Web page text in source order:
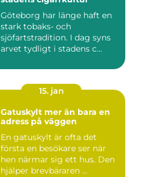
Göteborg har länge haft en
stark tobaks- och
sjöfartstradition. I dag syns
arvet tydligt i stadens c...
15. jan
Gatuskylt mer än bara en
adress på väggen
En gatuskylt är ofta det
första en besökare ser när
hen närmar sig ett hus. Den
hjälper brevbäraren ...